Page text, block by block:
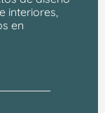
interiores,
en